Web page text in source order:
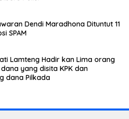
Dendi Maradhona Dituntut 11
SPAM
Lamteng Hadir kan Lima orang
yang disita KPK dan
dana Pilkada